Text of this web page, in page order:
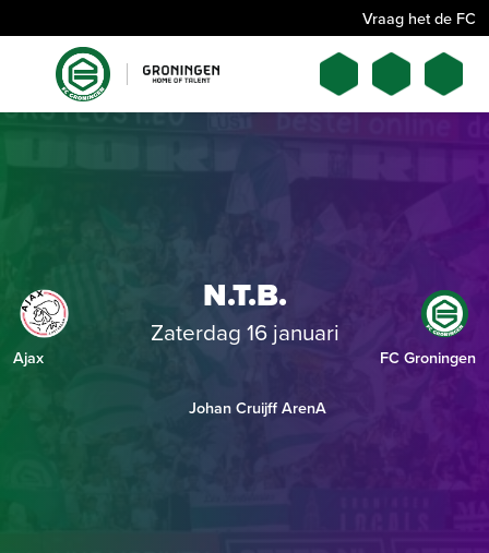
Vraag het de FC
N.T.B.
Zaterdag 16 januari
Ajax FC Groningen
Johan Cruijff ArenA